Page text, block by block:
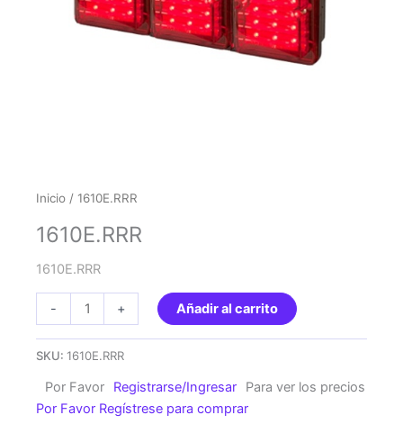
Inicio / 1610E.RRR
1610E.RRR
1610E.RRR
-
1610E.RRR
cantidad
+ Añadir al carrito
SKU: 1610E.RRR
Por Favor Registrarse/Ingresar
Para ver los precios
Por Favor Regístrese para comprar